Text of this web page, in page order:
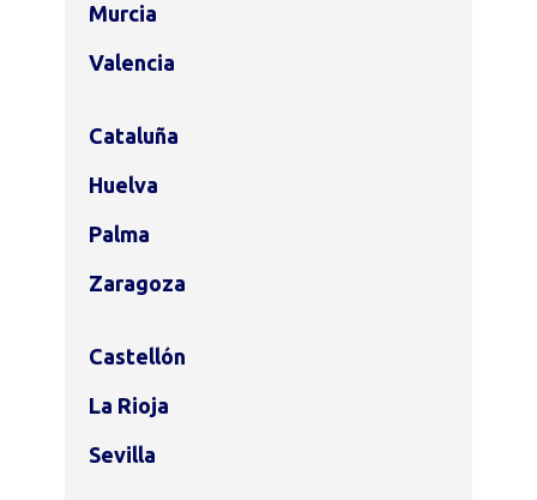
Murcia
Valencia
Cataluña
Huelva
Palma
Zaragoza
Castellón
La Rioja
Sevilla